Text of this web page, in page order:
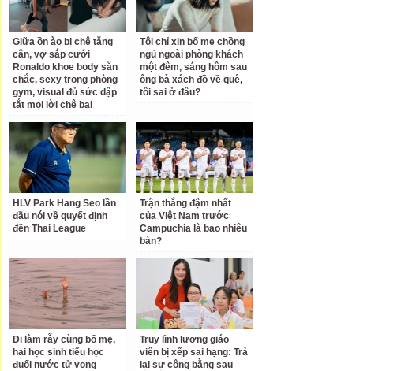
Giữa ồn ào bị chê tăng
cân, vợ sắp cưới
Ronaldo khoe body săn
chắc, sexy trong phòng
gym, visual đủ sức dập
tắt mọi lời chê bai
Tôi chỉ xin bố mẹ chồng
ngủ ngoài phòng khách
một đêm, sáng hôm sau
ông bà xách đồ về quê,
tôi sai ở đâu?
HLV Park Hang Seo lần
đầu nói về quyết định
đến Thai League
Trận thắng đậm nhất
của Việt Nam trước
Campuchia là bao nhiêu
bàn?
Đi làm rẫy cùng bố mẹ,
hai học sinh tiểu học
đuối nước tử vong
Truy lĩnh lương giáo
viên bị xếp sai hạng: Trả
lại sự công bằng sau